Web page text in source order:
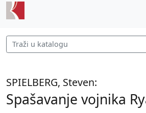
SPIELBERG, Steven:
Spašavanje vojnika